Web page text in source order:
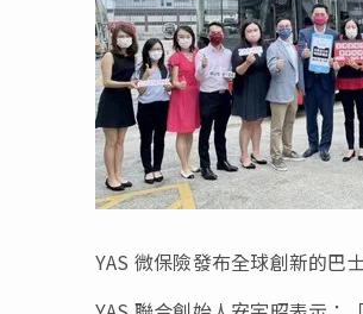
YAS 微保險發布全球創新的巴